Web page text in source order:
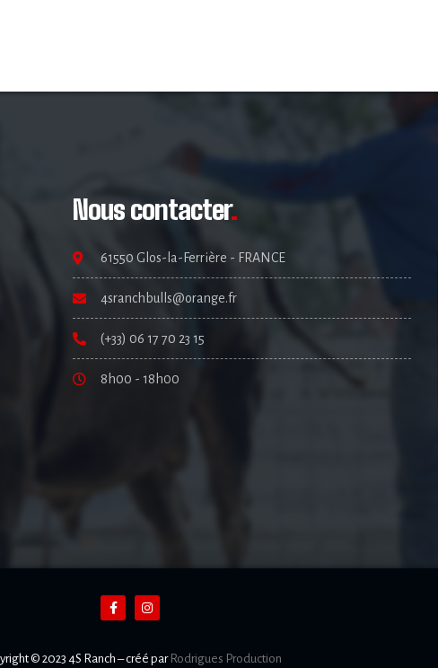
Nous contacter.
61550 Glos-la-Ferrière - FRANCE
4sranchbulls@orange.fr
(+33) 06 17 70 23 15
8h00 - 18h00
© 2023 4S Ranch–créé par Rodrigues Production